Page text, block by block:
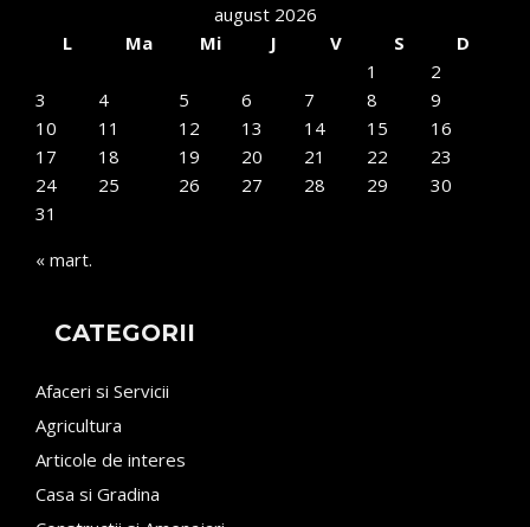
august 2026
L
Ma Mi J V S
D
1
2
3
4 5 6 7 8
9
10
11 12 13 14 15
16
17
18 19 20 21 22
23
24
25 26 27 28 29
30
31
« mart.
CATEGORII
Afaceri si Servicii
Agricultura
Articole de interes
Casa si Gradina